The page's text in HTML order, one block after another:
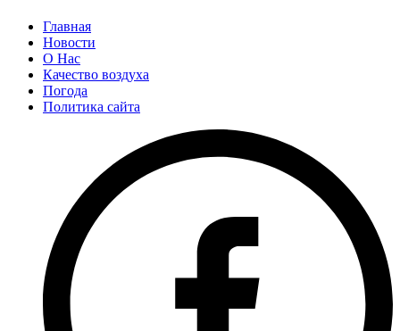
Главная
Новости
О Нас
Качество воздуха
Погода
Политика сайта